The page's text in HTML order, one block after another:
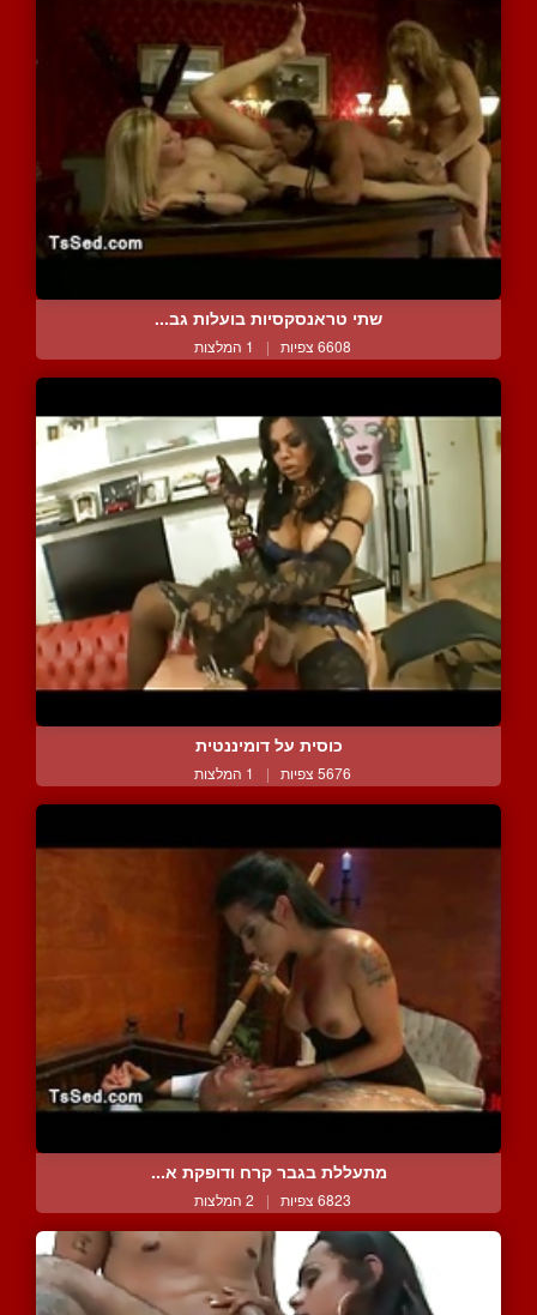
שתי טראנסקסיות בועלות גב...
6608 צפיות | 1 המלצות
כוסית על דומיננטית
5676 צפיות | 1 המלצות
מתעללת בגבר קרח ודופקת א...
6823 צפיות | 2 המלצות